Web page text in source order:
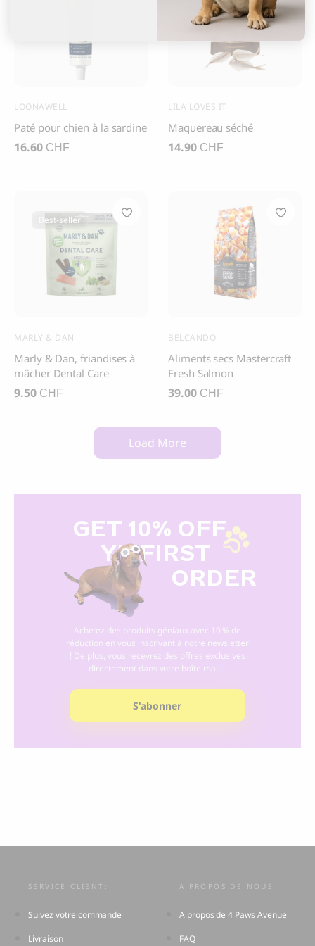
LOONAWELL
Paté pour chien à la sardine
16.60 CHF
LILA LOVES IT
Maquereau séché
14.90 CHF
MARLY & DAN
Marly & Dan, friandises à
mâcher Dental Care
9.50 CHF
Best-seller
BELCANDO
Aliments secs Mastercraft
Fresh Salmon
39.00 CHF
Load More
GET 10% OFF
YR FIRST
ORDER
Achetez des produits géniaux avec 10 % de
réduction en vous inscrivant à notre newsletter
! De plus, vous recevrez des offres exclusives
directement dans votre boîte mail. .
S'abonner
SERVICE CLIENT:
Suivez votre commande
Livraison
À PROPOS DE NOUS:
A propos de 4 Paws Avenue
FAQ